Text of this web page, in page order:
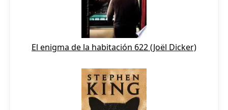
El enigma de la habitación 622 (Joël Dicker)